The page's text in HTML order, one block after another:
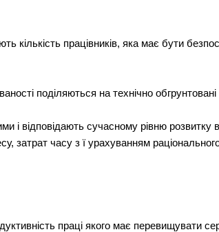
кількість працівників, яка має бути
поділяються на технічно обгрунтовані
і відповідають сучасному рівню
затрат часу з ї урахуванням
праці якого має перевищувати